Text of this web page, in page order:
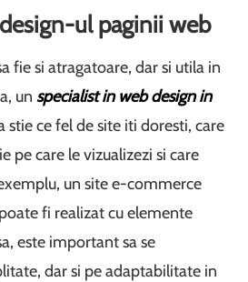
ul paginii web
fie si atragatoare, dar si utila in
unspecialist in web design in
stie ce fel de site iti doresti, care
pe care le vizualizezi si care
un site e-commerce
fi realizat cu elemente
este important sa se
dar si pe adaptabilitate in